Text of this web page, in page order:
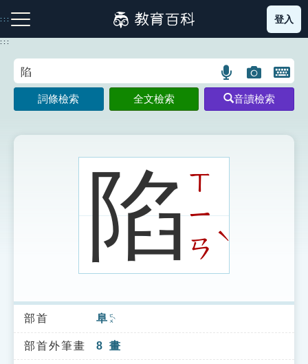
到
主
:::
注音索引圖示 筆畫索引圖示 部首索引表圖示
索引選單
知識索引
登入
:::
語
言
搜
示
圖
片
搜
開
鍵
圖
詞條檢索 全文檢索 音讀檢索
陷ㄒ
ㄧ
ㄢ
ˋ
部首 阜 ㄈㄨˋ
部首外筆畫 8 畫